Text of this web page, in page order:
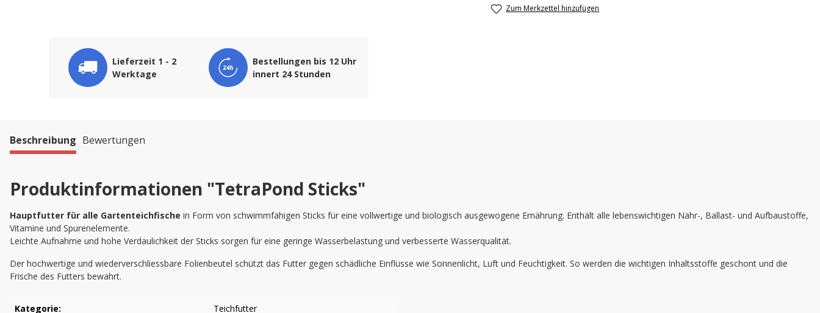
Zum Merkzettel hinzufügen
Lieferzeit 1 - 2
Werktage
Bestellungen bis 12 Uhr
innert 24 Stunden
Beschreibung Bewertungen
Produktinformationen "TetraPond Sticks"
Hauptfutter für alle Gartenteichfische in Form von schwimmfähigen Sticks für eine vollwertige und biologisch ausgewogene Ernährung. Enthält alle lebenswichtigen Nähr-, Ballast- und Aufbaustoffe,
Vitamine und Spurenelemente.
Leichte Aufnahme und hohe Verdaulichkeit der Sticks sorgen für eine geringe Wasserbelastung und verbesserte Wasserqualität.
Der hochwertige und wiederverschliessbare Folienbeutel schützt das Futter gegen schädliche Einflüsse wie Sonnenlicht, Luft und Feuchtigkeit. So werden die wichtigen Inhaltsstoffe geschont und die
Frische des Futters bewahrt.
Kategorie: Teichfutter